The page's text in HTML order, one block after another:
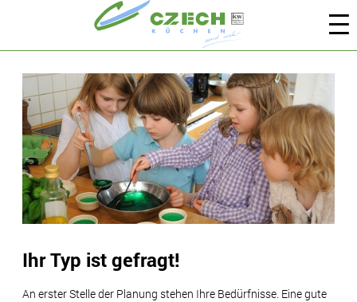
Ihr Typ ist gefragt!
An erster Stelle der Planung stehen Ihre Bedürfnisse. Eine gute